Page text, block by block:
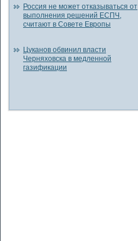
Россия не может отказываться от
выполнения решений ЕСПЧ,
считают в Совете Европы
Цуканов обвинил власти
Черняховска в медленной
газификации